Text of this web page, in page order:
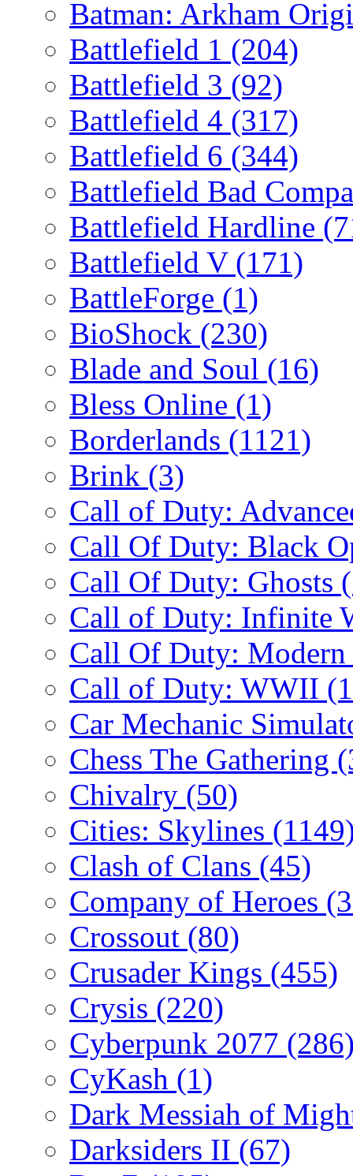
Batman: Arkham
Battlefield 1 (204)
Battlefield 3 (92)
Battlefield 4 (317)
Battlefield 6 (344)
Battlefield Bad
Battlefield Hardline
Battlefield V (171)
BattleForge (1)
BioShock (230)
Blade and Soul (16)
Bless Online (1)
Borderlands (1121)
Brink (3)
Call of Duty:
Call Of Duty: Black
Call Of Duty: Ghosts
Call of Duty: Infinite
Call Of Duty:
Call of Duty: WWII
Car Mechanic
Chess The Gathering
Chivalry (50)
Cities: Skylines
Clash of Clans (45)
Company of Heroes
Crossout (80)
Crusader Kings (455)
Crysis (220)
Cyberpunk 2077
CyKash (1)
Dark Messiah of
Darksiders II (67)